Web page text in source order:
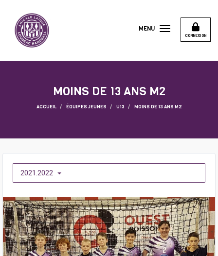
CONNEXION
MENU
MOINS DE 13 ANS M2
ACCUEIL ÉQUIPES JEUNES U13 MOINS DE 13 ANS M2
2021.2022